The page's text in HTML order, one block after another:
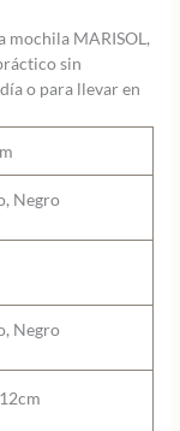
mochila MARISOL,
sin
o para llevar en
Negro
Negro